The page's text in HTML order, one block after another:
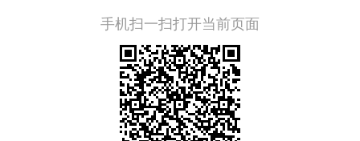
手机扫一扫打开当前页面